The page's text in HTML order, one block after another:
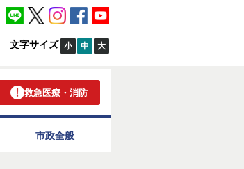
文字サイズ 小 中 大
救急医療・消防
市政全般